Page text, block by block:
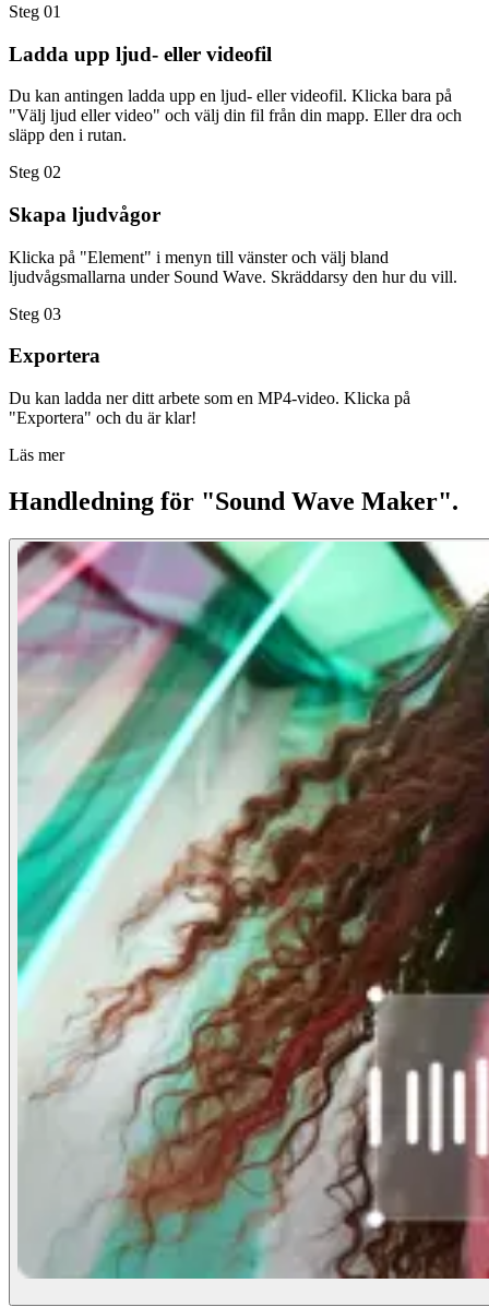
Steg 01
Ladda upp ljud- eller videofil
Du kan antingen ladda upp en ljud- eller videofil. Klicka bara på
"Välj ljud eller video" och välj din fil från din mapp. Eller dra och
släpp den i rutan.
Steg 02
Skapa ljudvågor
Klicka på "Element" i menyn till vänster och välj bland
ljudvågsmallarna under Sound Wave. Skräddarsy den hur du vill.
Steg 03
Exportera
Du kan ladda ner ditt arbete som en MP4-video. Klicka på
"Exportera" och du är klar!
Läs mer
Handledning för "Sound Wave Maker".